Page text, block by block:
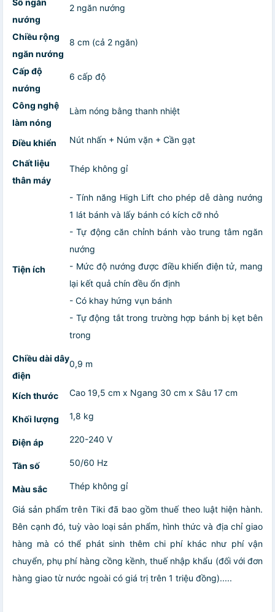
nướng
2 ngăn nướng
Chiều rộng
ngăn nướng
8 cm (cả 2 ngăn)
Cấp độ
nướng
6 cấp độ
Công nghệ
làm nóng
Làm nóng bằng thanh nhiệt
Điều khiển Nút nhấn + Núm vặn + Cần gạt
Chất liệu
thân máy
Thép không gỉ
Tiện ích
- Tính năng High Lift cho phép dễ dàng nướng
1 lát bánh và lấy bánh có kích cỡ nhỏ
- Tự động căn chỉnh bánh vào trung tâm ngăn
nướng
- Mức độ nướng được điều khiển điện tử, mang
lại kết quả chín đều ổn định
- Có khay hứng vụn bánh
- Tự động tắt trong trường hợp bánh bị kẹt bên
trong
Chiều dài dây
điện
0,9 m
Kích thước Cao 19,5 cm x Ngang 30 cm x Sâu 17 cm
Khối lượng 1,8 kg
Điện áp 220-240 V
Tần số 50/60 Hz
Màu sắc Thép không gỉ
Giá sản phẩm trên Tiki đã bao gồm thuế theo luật hiện hành.
Bên cạnh đó, tuỳ vào loại sản phẩm, hình thức và địa chỉ giao
hàng mà có thể phát sinh thêm chi phí khác như phí vận
chuyển, phụ phí hàng cồng kềnh, thuế nhập khẩu (đối với đơn
hàng giao từ nước ngoài có giá trị trên 1 triệu đồng).....